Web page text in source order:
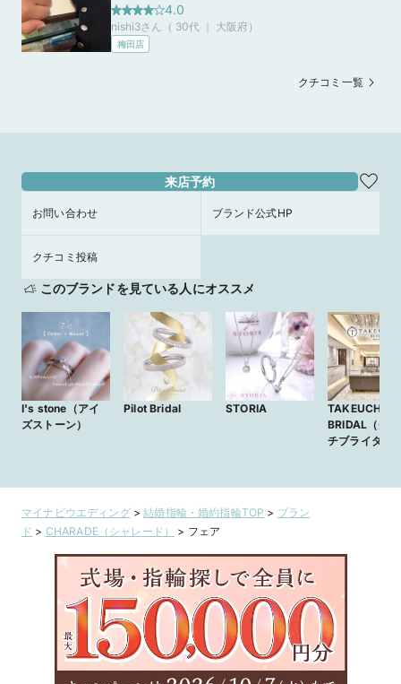
していただき、1から10まで教えていただき、
いろいろと知ることができました。デザイナー
さんも居られるので、フルオーダーできるのも
4.0
nishi3さん（ 30代 ｜ 大阪府）
梅田店
クチコミ一覧
来店予約
お問い合わせ ブランド公式HP
クチコミ投稿
このブランドを見ている人にオススメ
I's stone（アイ
ズストーン）
Pilot Bridal STORIA
TAKEUCHI
BRIDAL（タ
チブライダル
マイナビウエディング>結婚指輪・婚約指輪TOP > ブラン
ド > CHARADE（シャレード） > フェア